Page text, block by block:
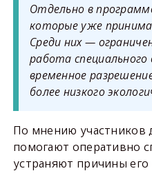
Отдельно в
которые уже
Среди них —
работа
временное
более низкого
По мнению участников
помогают оперативно
устраняют причины